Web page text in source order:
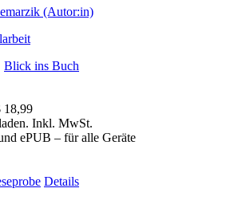
(Autor:in)
Blick ins Buch
18,99
Inkl. MwSt.
ePUB – für alle Geräte
Details